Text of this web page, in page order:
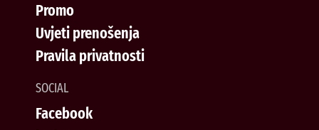
Promo
Uvjeti prenošenja
Pravila privatnosti
SOCIAL
Facebook